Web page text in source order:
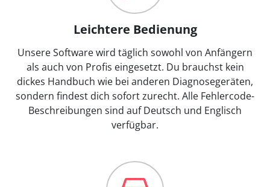
Leichtere Bedienung
Unsere Software wird täglich sowohl von Anfängern
als auch von Profis eingesetzt. Du brauchst kein
dickes Handbuch wie bei anderen Diagnosegeräten,
sondern findest dich sofort zurecht. Alle Fehlercode-
Beschreibungen sind auf Deutsch und Englisch
verfügbar.